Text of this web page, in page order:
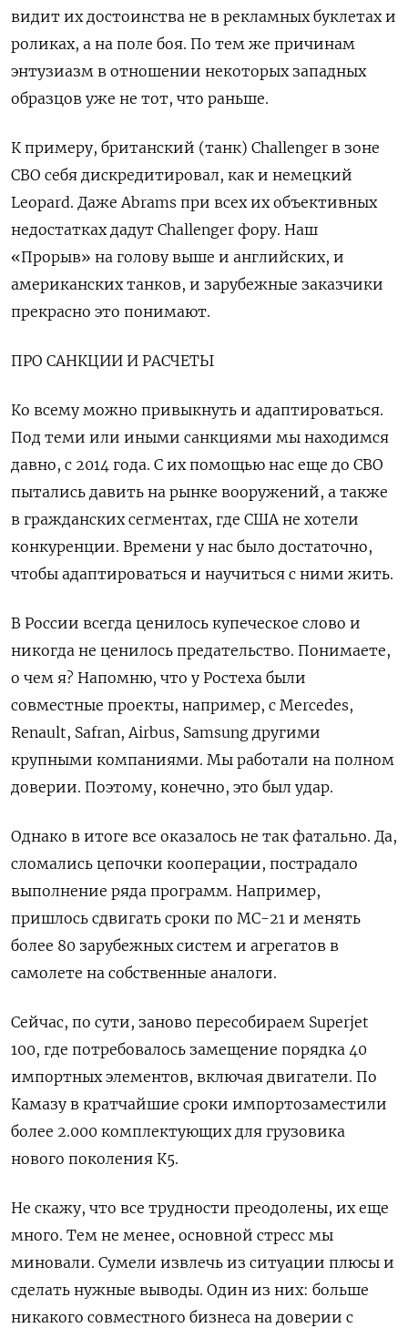
видит их достоинства не в рекламных буклетах и
роликах, а на поле боя. По тем же причинам
энтузиазм в отношении некоторых западных
образцов уже не тот, что раньше.
К примеру, британский (танк) Challenger в зоне
СВО себя дискредитировал, как и немецкий
Leopard. Даже Abrams при всех их объективных
недостатках дадут Challenger фору. Наш
«Прорыв» на голову выше и английских, и
американских танков, и зарубежные заказчики
прекрасно это понимают.
ПРО САНКЦИИ И РАСЧЕТЫ
Ко всему можно привыкнуть и адаптироваться.
Под теми или иными санкциями мы находимся
давно, с 2014 года. С их помощью нас еще до СВО
пытались давить на рынке вооружений, а также
в гражданских сегментах, где США не хотели
конкуренции. Времени у нас было достаточно,
чтобы адаптироваться и научиться с ними жить.
В России всегда ценилось купеческое слово и
никогда не ценилось предательство. Понимаете,
о чем я? Напомню, что у Ростеха были
совместные проекты, например, с Mercedes,
Renault, Safran, Airbus, Samsung другими
крупными компаниями. Мы работали на полном
доверии. Поэтому, конечно, это был удар.
Однако в итоге все оказалось не так фатально. Да,
сломались цепочки кооперации, пострадало
выполнение ряда программ. Например,
пришлось сдвигать сроки по МС-21 и менять
более 80 зарубежных систем и агрегатов в
самолете на собственные аналоги.
Сейчас, по сути, заново пересобираем Superjet
100, где потребовалось замещение порядка 40
импортных элементов, включая двигатели. По
Камазу в кратчайшие сроки импортозаместили
более 2.000 комплектующих для грузовика
нового поколения К5.
Не скажу, что все трудности преодолены, их еще
много. Тем не менее, основной стресс мы
миновали. Сумели извлечь из ситуации плюсы и
сделать нужные выводы. Один из них: больше
никакого совместного бизнеса на доверии с